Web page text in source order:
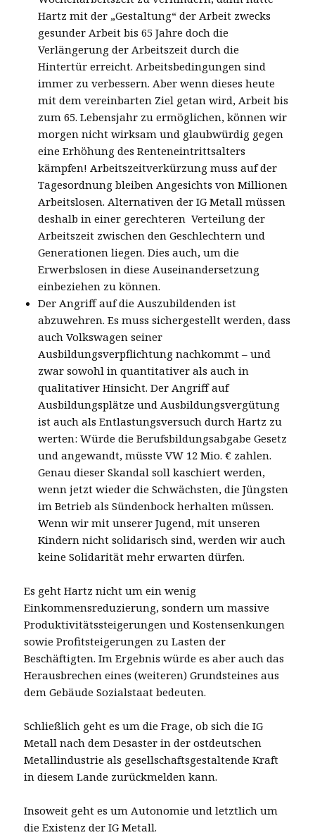
Hartz mit der „Gestaltung“ der Arbeit zwecks
gesunder Arbeit bis 65 Jahre doch die
Verlängerung der Arbeitszeit durch die
Hintertür erreicht. Arbeitsbedingungen sind
immer zu verbessern. Aber wenn dieses heute
mit dem vereinbarten Ziel getan wird, Arbeit bis
zum 65. Lebensjahr zu ermöglichen, können wir
morgen nicht wirksam und glaubwürdig gegen
eine Erhöhung des Renteneintrittsalters
kämpfen! Arbeitszeitverkürzung muss auf der
Tagesordnung bleiben Angesichts von Millionen
Arbeitslosen. Alternativen der IG Metall müssen
deshalb in einer gerechteren Verteilung der
Arbeitszeit zwischen den Geschlechtern und
Generationen liegen. Dies auch, um die
Erwerbslosen in diese Auseinandersetzung
einbeziehen zu können.
Der Angriff auf die Auszubildenden ist
abzuwehren. Es muss sichergestellt werden, dass
auch Volkswagen seiner
Ausbildungsverpflichtung nachkommt – und
zwar sowohl in quantitativer als auch in
qualitativer Hinsicht. Der Angriff auf
Ausbildungsplätze und Ausbildungsvergütung
ist auch als Entlastungsversuch durch Hartz zu
werten: Würde die Berufsbildungsabgabe Gesetz
und angewandt, müsste VW 12 Mio. € zahlen.
Genau dieser Skandal soll kaschiert werden,
wenn jetzt wieder die Schwächsten, die Jüngsten
im Betrieb als Sündenbock herhalten müssen.
Wenn wir mit unserer Jugend, mit unseren
Kindern nicht solidarisch sind, werden wir auch
keine Solidarität mehr erwarten dürfen.
Es geht Hartz nicht um ein wenig
Einkommensreduzierung, sondern um massive
Produktivitätssteigerungen und Kostensenkungen
sowie Profitsteigerungen zu Lasten der
Beschäftigten. Im Ergebnis würde es aber auch das
Herausbrechen eines (weiteren) Grundsteines aus
dem Gebäude Sozialstaat bedeuten.
Schließlich geht es um die Frage, ob sich die IG
Metall nach dem Desaster in der ostdeutschen
Metallindustrie als gesellschaftsgestaltende Kraft
in diesem Lande zurückmelden kann.
Insoweit geht es um Autonomie und letztlich um
die Existenz der IG Metall.